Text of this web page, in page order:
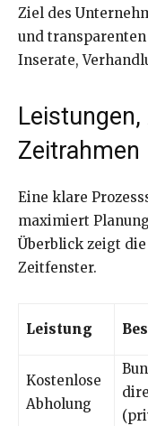
Ziel des
und
Inserate,
Zeitrahmen
Eine klare
maximiert
Überblick zeigt
Zeitfenster.
Leistung
Kostenlose
Abholung